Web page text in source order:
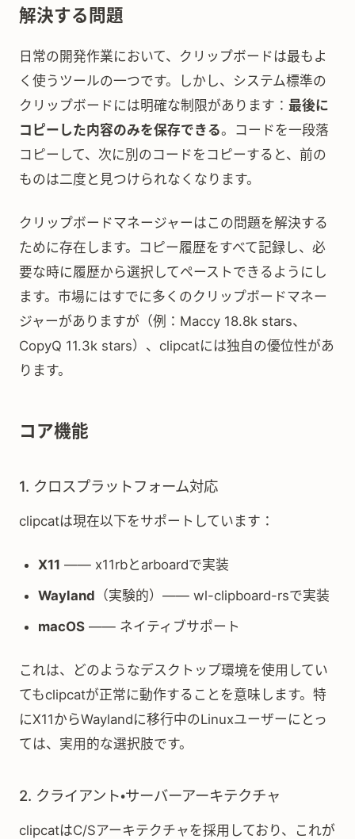
解決する問題
日常の開発作業において、クリップボードは最もよ
く使うツールの一つです。しかし、システム標準の
クリップボードには明確な制限があります： 最後に
コピーした内容のみを保存できる。コードを一段落
コピーして、次に別のコードをコピーすると、前の
ものは二度と見つけられなくなります。
クリップボードマネージャーはこの問題を解決する
ために存在します。コピー履歴をすべて記録し、必
要な時に履歴から選択してペーストできるようにし
ます。市場にはすでに多くのクリップボードマネー
ジャーがありますが（例：Maccy 18.8k stars、
CopyQ 11.3k stars）、clipcatには独自の優位性があ
ります。
コア機能
1. クロスプラットフォーム対応
clipcatは現在以下をサポートしています：
X11 —— x11rbとarboardで実装
Wayland （実験的）—— wl-clipboard-rsで実装
macOS —— ネイティブサポート
これは、どのようなデスクトップ環境を使用してい
てもclipcatが正常に動作することを意味します。特
にX11からWaylandに移行中のLinuxユーザーにとっ
ては、実用的な選択肢です。
2. クライアント・サーバーアーキテクチャ
clipcatはC/Sアーキテクチャを採用しており、これが